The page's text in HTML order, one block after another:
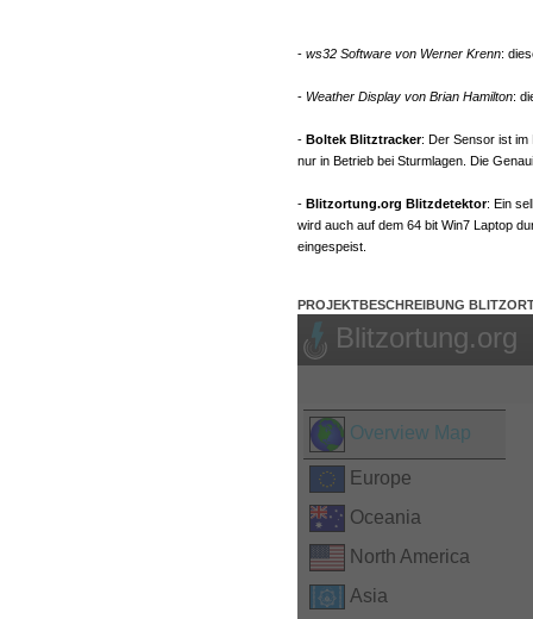
- ws32 Software von Werner Krenn:
- Weather Display von Brian Hamilton:
- Boltek Blitztracker: Der Sensor ist im
nur in Betrieb bei Sturmlagen. Die
- Blitzortung.org Blitzdetektor: Ein
wird auch auf dem 64 bit Win7 Laptop
eingespeist.
PROJEKTBESCHREIBUNG